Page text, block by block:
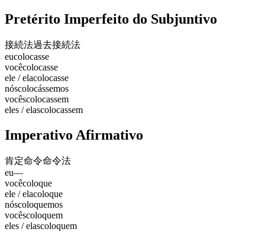
Pretérito Imperfeito do Subjuntivo
接続法過去接続法
eucolocasse
vocêcolocasse
ele / elacolocasse
nóscolocássemos
vocêscolocassem
eles / elascolocassem
Imperativo Afirmativo
肯定命令命令法
eu—
vocêcoloque
ele / elacoloque
nóscoloquemos
vocêscoloquem
eles / elascoloquem